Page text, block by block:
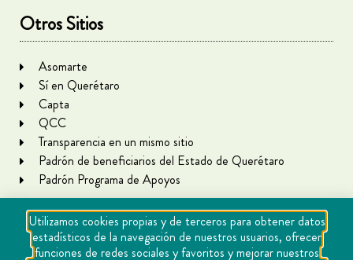
Otros Sitios
Asomarte
Sí en Querétaro
Capta
QCC
Transparencia en un mismo sitio
Padrón de beneficiarios del Estado de Querétaro
Padrón Programa de Apoyos
Utilizamos cookies propias y de terceros para obtener datos
estadísticos de la navegación de nuestros usuarios, ofrecer
funciones de redes sociales y favoritos y mejorar nuestros